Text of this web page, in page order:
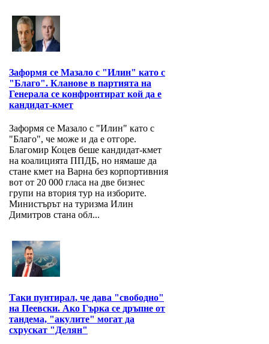
Заформя се Мазало с "Илин" като с
"Благо". Кланове в партията на
Генерала се конфронтират кой да е
кандидат-кмет
Заформя се Мазало с "Илин" като с
"Благо", че може и да е отгоре.
Благомир Коцев беше кандидат-кмет
на коалицията ППДБ, но нямаше да
стане кмет на Варна без корпортивния
вот от 20 000 гласа на две бизнес
групи на втория тур на изборите.
Министърът на туризма Илин
Димитров стана обл...
Таки пунтирал, че дава "свободно"
на Пеевски. Ако Гърка се дръпне от
тандема, "акулите" могат да
схрускат "Делян"